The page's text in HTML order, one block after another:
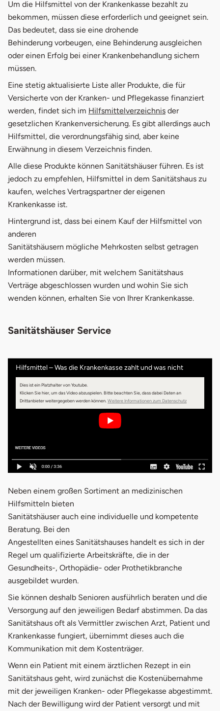
Um die Hilfsmittel von der Krankenkasse bezahlt zu
bekommen, müssen diese erforderlich und geeignet sein.
Das bedeutet, dass sie eine drohende
Behinderung vorbeugen, eine Behinderung ausgleichen
oder einen Erfolg bei einer Krankenbehandlung sichern
müssen.
Eine stetig aktualisierte Liste aller Produkte, die für
Versicherte von der Kranken- und Pflegekasse finanziert
werden, findet sich im Hilfsmittelverzeichnisöffnet in
der
gesetzlichen Krankenversicherung. Es gibt allerdings auch
Hilfsmittel, die verordnungsfähig sind, aber keine
Erwähnung in diesem Verzeichnis finden.
Alle diese Produkte können Sanitätshäuser führen. Es ist
jedoch zu empfehlen, Hilfsmittel in dem Sanitätshaus zu
kaufen, welches Vertragspartner der eigenen
Krankenkasse ist.
Hintergrund ist, dass bei einem Kauf der Hilfsmittel von
anderen
Sanitätshäusern mögliche Mehrkosten selbst getragen
werden müssen.
Informationen darüber, mit welchem Sanitätshaus
Verträge abgeschlossen wurden und wohin Sie sich
wenden können, erhalten Sie von Ihrer Krankenkasse.
Sanitätshäuser Service
Hilfsmittel – Was die Krankenkasse zahlt und was nicht
Dies ist ein Platzhalter von Youtube.
Klicken Sie hier, um das Video abzuspielen. Bitte beachten Sie, dass dabei Daten an
Drittanbieter weitergegeben werden können. Weitere Informationen zum Datenschutzöffnet in neuem
Neben einem großen Sortiment an medizinischen
Hilfsmitteln bieten
Sanitätshäuser auch eine individuelle und kompetente
Beratung. Bei den
Angestellten eines Sanitätshauses handelt es sich in der
Regel um qualifizierte Arbeitskräfte, die in der
Gesundheits-, Orthopädie- oder Prothetikbranche
ausgebildet wurden.
Sie können deshalb Senioren ausführlich beraten und die
Versorgung auf den jeweiligen Bedarf abstimmen. Da das
Sanitätshaus oft als Vermittler zwischen Arzt, Patient und
Krankenkasse fungiert, übernimmt dieses auch die
Kommunikation mit dem Kostenträger.
Wenn ein Patient mit einem ärztlichen Rezept in ein
Sanitätshaus geht, wird zunächst die Kostenübernahme
mit der jeweiligen Kranken- oder Pflegekasse abgestimmt.
Nach der Bewilligung wird der Patient versorgt und mit